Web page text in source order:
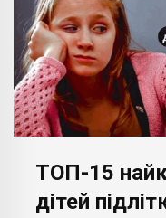
ТОП-15
дітей